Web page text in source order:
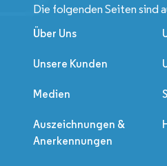
Die folgenden Seiten sind
Über Uns
Unsere Kunden
Medien
Auszeichnungen &
Anerkennungen